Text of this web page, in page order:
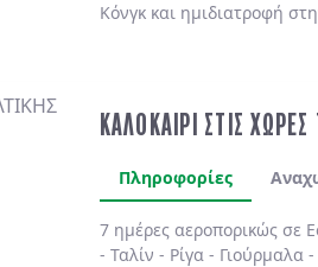
Κόνγκ και ημιδιατροφή
ΚΑΛΟΚΑΙΡΙ ΣΤΙΣ
Πληροφορίες
7 ημέρες αεροπορικώς σε
- Ταλίν - Ρίγα - Γιούρμαλα -